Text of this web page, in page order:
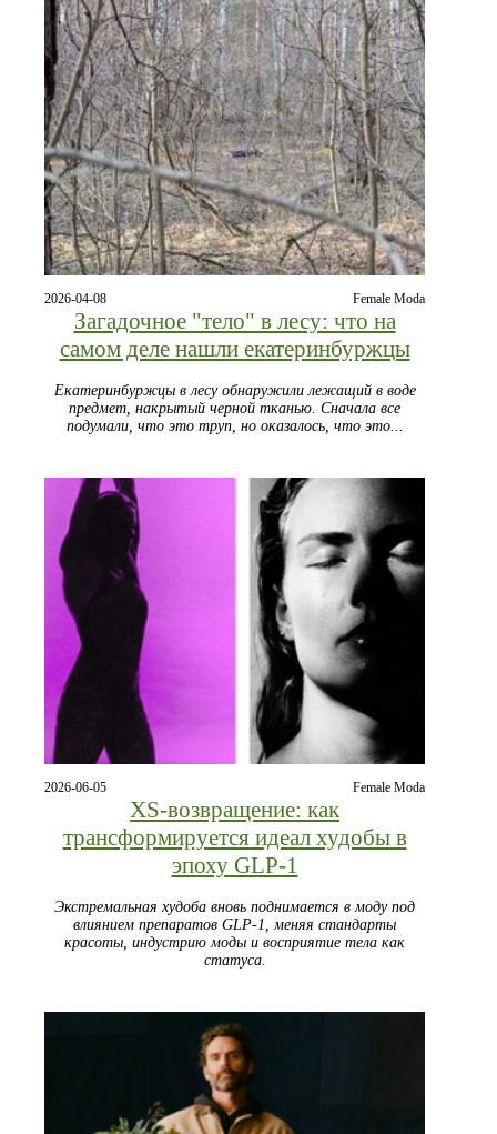
2026-04-08 Female Moda
Загадочное "тело" в лесу: что на
самом деле нашли екатеринбуржцы
Екатеринбуржцы в лесу обнаружили лежащий в воде
предмет, накрытый черной тканью. Сначала все
подумали, что это труп, но оказалось, что это...
2026-06-05 Female Moda
XS‑возвращение: как
трансформируется идеал худобы в
эпоху GLP‑1
Экстремальная худоба вновь поднимается в моду под
влиянием препаратов GLP‑1, меняя стандарты
красоты, индустрию моды и восприятие тела как
статуса.